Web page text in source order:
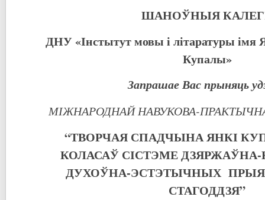
ШАНОЎНЫЯ
ДНУ «Інстытут мовы і літаратуры імя
Купалы»
Запрашае Вас прыняць
МІЖНАРОДНАЙ НАВУКОВА-
“ТВОРЧАЯ СПАДЧЫНА ЯНКІ
КОЛАСАЎ СІСТЭМЕ
ДУХОЎНА-ЭСТЭТЫЧНЫХ
СТАГОДДЗЯ”